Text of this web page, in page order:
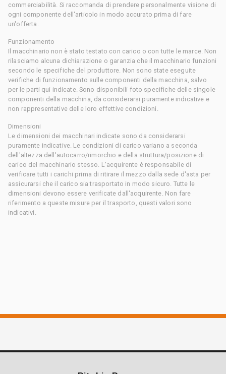
commerciabilità. Si raccomanda di prendere personalmente visione di
ogni componente dell'articolo in modo accurato prima di fare
un'offerta.
Funzionamento
Il macchinario non è stato testato con carico o con tutte le marce. Non
rilasciamo alcuna dichiarazione o garanzia che il macchinario funzioni
secondo le specifiche del produttore. Non sono state eseguite
verifiche di funzionamento sulle componenti della macchina, salvo
per le parti qui indicate. Sono disponibili foto specifiche delle singole
componenti della macchina, da considerarsi puramente indicative e
non rappresentative delle loro effettive condizioni.
Dimensioni
Le dimensioni dei macchinari indicate sono da considerarsi
puramente indicative. Le condizioni di carico variano a seconda
dell'altezza dell'autocarro/rimorchio e della struttura/posizione di
carico del macchinario stesso. L'acquirente è responsabile di
verificare tutti i carichi prima di ritirare il mezzo dalla sede d'asta per
assicurarsi che il carico sia trasportato in modo sicuro. Tutte le
dimensioni devono essere verificate dall'acquirente. Non fare
riferimento a queste misure per il trasporto, questi valori sono
indicativi.